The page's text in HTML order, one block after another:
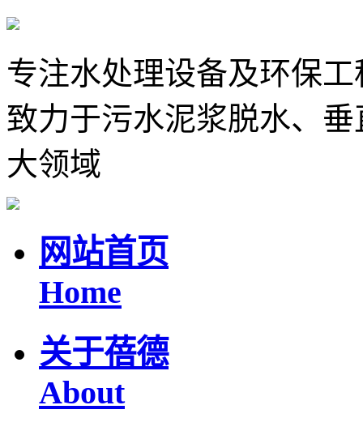
专注水处理设备及环保工
致力于污水泥浆脱水、
大领域
网站首页
Home
关于蓓德
About